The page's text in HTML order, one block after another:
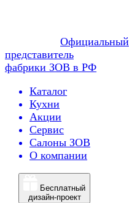
Официальный
представитель
фабрики ЗОВ в РФ
Каталог
Кухни
Акции
Сервис
Салоны ЗОВ
О компании
Бесплатный
дизайн-проект